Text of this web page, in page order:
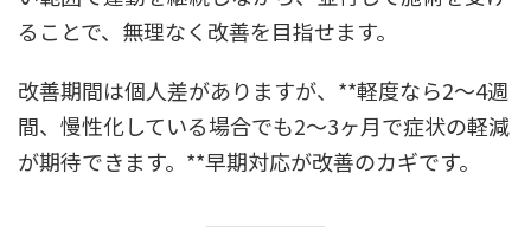
ることで、無理なく改善を目指せます。
改善期間は個人差がありますが、**軽度なら2〜4週
間、慢性化している場合でも2〜3ヶ月で症状の軽減
が期待できます。**早期対応が改善のカギです。